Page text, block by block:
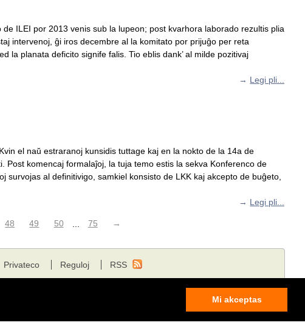
Mi akceptas
ILEI por 2013 venis sub la lupeon; post kvarhora laborado rezultis plia
intervenoj, ĝi iros decembre al la komitato por prijuĝo per reta
la planata deficito signife falis. Tio eblis dank’ al milde pozitivaj
→ Legi pli...
el naŭ estraranoj kunsidis tuttage kaj en la nokto de la 14a de
komencaj formalaĵoj, la tuja temo estis la sekva Konferenco de
al definitivigo, samkiel konsisto de LKK kaj akcepto de buĝeto,
→ Legi pli...
48 49 50 75 →
Privateco Reguloj RSS